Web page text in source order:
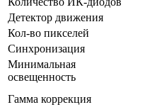
Детектор движения
Кол-во пикселей
Синхронизация
Минимальная
освещенность
Гамма коррекция